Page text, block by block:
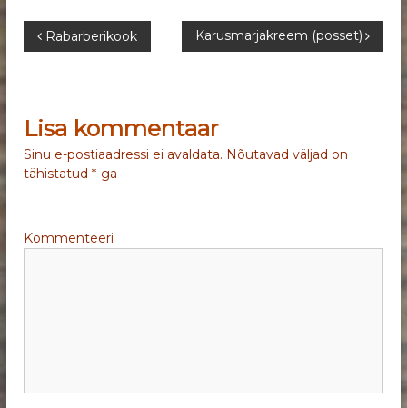
N
v
i
e
Rabarberikook Karusmarjakreem (posset)
Lisa kommentaar
Sinu e-postiaadressi ei avaldata. Nõutavad väljad on
tähistatud*-ga
Kommenteeri